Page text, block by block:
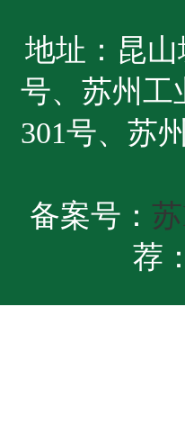
地址：昆山
号、苏州工
301号、苏
备案号：
荐：